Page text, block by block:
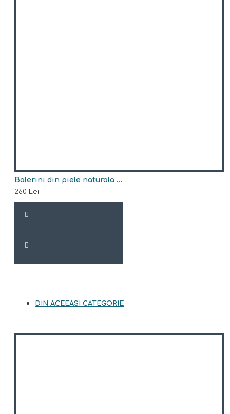
Balerini din piele naturala model NATASHA
260 Lei
DIN ACEEASI CATEGORIE